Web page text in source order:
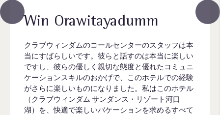
Win Orawitayadumm
クラブウィンダムのコールセンターのスタッフは本
当にすばらしいです。彼らと話すのは本当に楽しい
ですし、彼らの優しく親切な態度と優れたコミュニ
ケーションスキルのおかげで、このホテルでの経験
がさらに楽しいものになりました。私はこのホテル
（クラブウィンダム サンダンス・リゾート河口
湖）を、快適で楽しいバケーションを求めるすべて